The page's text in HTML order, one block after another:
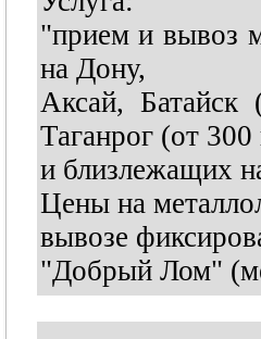
"прием и вывоз
на Дону,
Аксай,
Таганрог (от 300
и близлежащих
Цены на
вывозе
"Добрый Лом"